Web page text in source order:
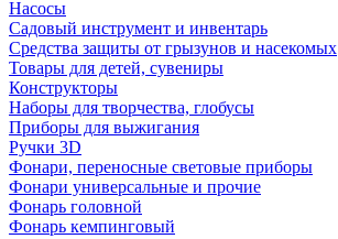
Насосы
Садовый инструмент и инвентарь
Средства защиты от грызунов и насекомых
Товары для детей, сувениры
Конструкторы
Наборы для творчества, глобусы
Приборы для выжигания
Ручки 3D
Фонари, переносные световые приборы
Фонари универсальные и прочие
Фонарь головной
Фонарь кемпинговый